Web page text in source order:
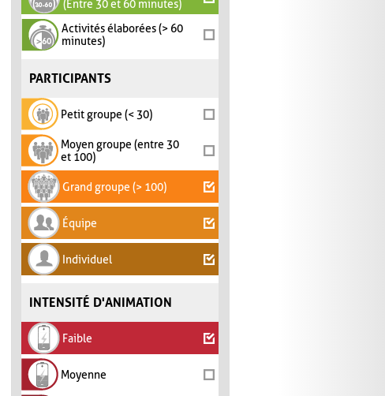
(Entre 30 et 60 minutes)
Activités élaborées (> 60
minutes)
PARTICIPANTS
Petit groupe (< 30)
Moyen groupe (entre 30
et 100)
Grand groupe (> 100)
Équipe
Individuel
INTENSITÉ D'ANIMATION
Faible
Moyenne